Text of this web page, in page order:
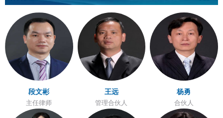
段文彬
主任律师
王远
管理合伙人
杨勇
合伙人